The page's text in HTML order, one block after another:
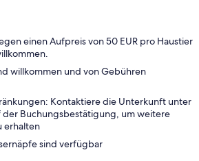
einen Aufpreis von 50 EUR pro Haustier
willkommen und von Gebühren
Kontaktiere die Unterkunft unter
Buchungsbestätigung, um weitere
erhalten
sind verfügbar